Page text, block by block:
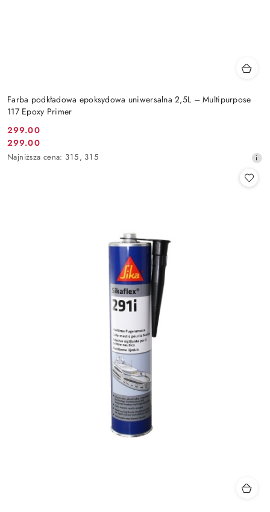
Farba podkładowa epoksydowa uniwersalna 2,5L – Multipurpose
117 Epoxy Primer
Cena
promocyjna:
299.00
Cena
promocyjna:
299.00
Najniższa
Najniższa cena: 315, 315